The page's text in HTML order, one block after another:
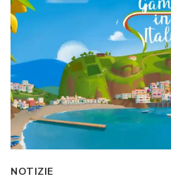
NOTIZIE